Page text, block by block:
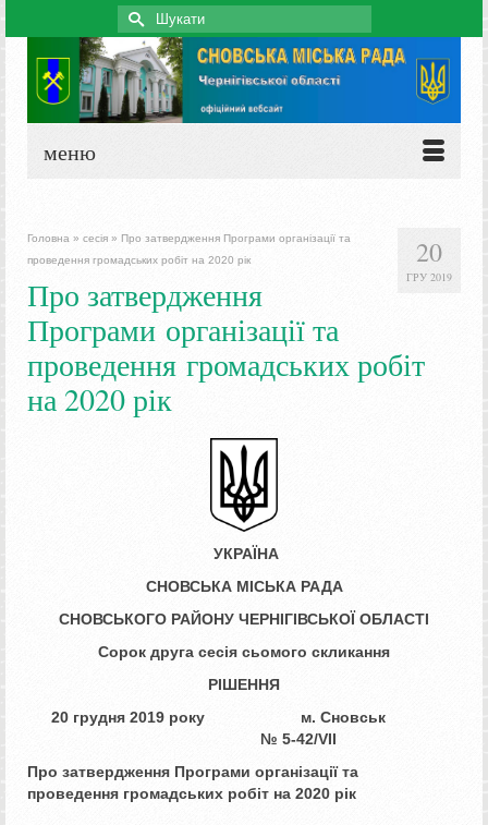
Search
for:
меню
20
ГРУ 2019
Головна » сесія » Про затвердження Програми організації та
проведення громадських робіт на 2020 рік
Про затвердження
Програми організації та
проведення громадських робіт
на 2020 рік
УКРАЇНА
СНОВСЬКА МІСЬКА РАДА
СНОВСЬКОГО РАЙОНУ ЧЕРНІГІВСЬКОЇ ОБЛАСТІ
Сорок друга сесія сьомого скликання
РІШЕННЯ
20 грудня 2019 року м. Сновськ
№ 5­­­-42/VII
Про затвердження Програми організації та
проведення громадських робіт на 2020 рік